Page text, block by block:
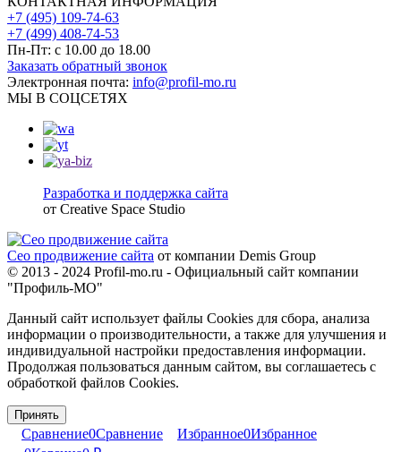
+7 (495) 109-74-63
+7 (499) 408-74-53
Пн-Пт: с 10.00 до 18.00
Заказать обратный звонок
Электронная почта: info@profil-mo.ru
МЫ В СОЦСЕТЯХ
Разработка и поддержка сайта
от Creative Space Studio
Сео продвижение сайта от компании Demis Group
© 2013 - 2024 Profil-mo.ru - Официальный сайт компании
"Профиль-МО"
Данный сайт использует файлы Cookies для сбора, анализа
информации о производительности, а также для улучшения и
индивидуальной настройки предоставления информации.
Продолжая пользоваться данным сайтом, вы соглашаетесь с
обработкой файлов Cookies.
Принять
Сравнение0Сравнение Избранное0Избранное